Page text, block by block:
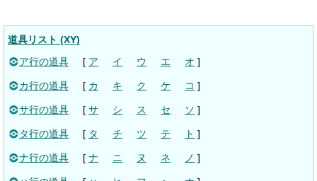
道具リスト (XY)
ア行の道具
[ ア イ ウ エ オ ]
カ行の道具 [ カ キ ク ケ コ ]
サ行の道具 [ サ シ ス セ ソ ]
タ行の道具 [ タ チ ツ テ ト ]
ナ行の道具 [ ナ ニ ヌ ネ ノ ]